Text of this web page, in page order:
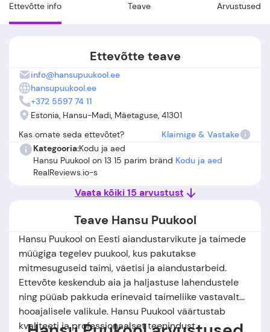
Ettevõtte info Teave Arvustused
Ettevõtte teave
info@hansupuukool.ee
hansupuukool.ee
+372 5597 74 11
Estonia, Hansu-Madi, Mäetaguse, 41301
Kas omate seda ettevõtet?
Klaimige & Vastake
Kategooria:Kodu ja aed
Hansu Puukool on 13 15 parim bränd Kodu ja aed
RealReviews.io-s
Vaata kõiki 15 arvustust
Teave Hansu Puukool
Hansu Puukool on Eesti aiandustarvikute ja taimede
müügiga tegelev puukool, kus pakutakse
mitmesuguseid taimi, väetisi ja aiandustarbeid.
Ettevõte keskendub aia ja haljastuse lahendustele
ning püüab pakkuda erinevaid taimeliike vastavalt
hooajalisele valikule. Hansu Puukool väärtustab
kvaliteeti ja professionaalset teenindust.